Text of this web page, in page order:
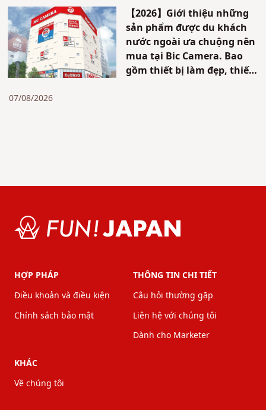
【2026】Giới thiệu những
sản phẩm được du khách
nước ngoài ưa chuộng nên
mua tại Bic Camera. Bao
gồm thiết bị làm đẹp, thiết
07/08/2026
HỢP PHÁP
Điều khoản và điều kiện
Chính sách bảo mật
THÔNG TIN CHI TIẾT
Câu hỏi thường gặp
Liên hệ với chúng tôi
Dành cho Marketer
KHÁC
Về chúng tôi